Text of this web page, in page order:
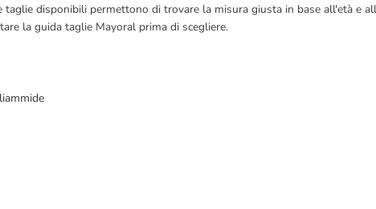
taglie disponibili permettono di trovare la misura giusta in base all'età e
la guida taglie Mayoral prima di scegliere.